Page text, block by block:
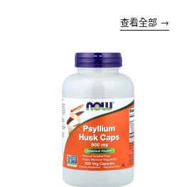
查看全部 →